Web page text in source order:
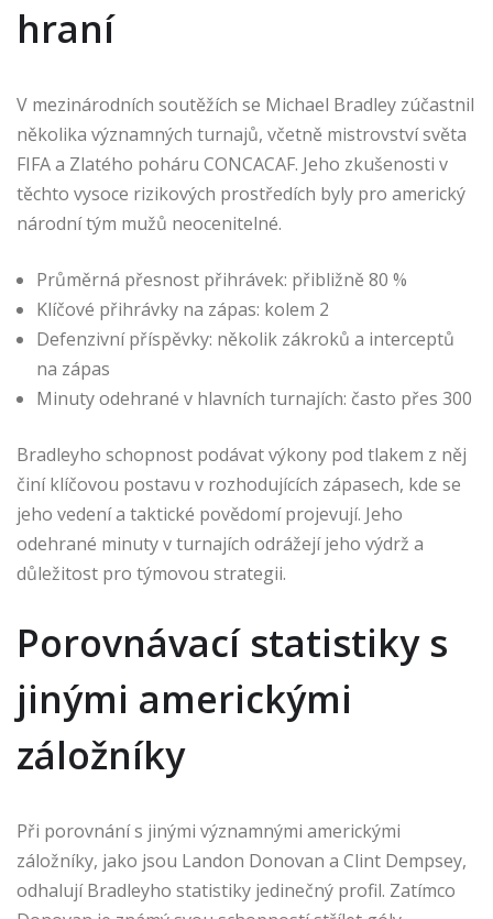
hraní
V mezinárodních soutěžích se Michael Bradley zúčastnil
několika významných turnajů, včetně mistrovství světa
FIFA a Zlatého poháru CONCACAF. Jeho zkušenosti v
těchto vysoce rizikových prostředích byly pro americký
národní tým mužů neocenitelné.
Průměrná přesnost přihrávek: přibližně 80 %
Klíčové přihrávky na zápas: kolem 2
Defenzivní příspěvky: několik zákroků a interceptů
na zápas
Minuty odehrané v hlavních turnajích: často přes 300
Bradleyho schopnost podávat výkony pod tlakem z něj
činí klíčovou postavu v rozhodujících zápasech, kde se
jeho vedení a taktické povědomí projevují. Jeho
odehrané minuty v turnajích odrážejí jeho výdrž a
důležitost pro týmovou strategii.
Porovnávací statistiky s
jinými americkými
záložníky
Při porovnání s jinými významnými americkými
záložníky, jako jsou Landon Donovan a Clint Dempsey,
odhalují Bradleyho statistiky jedinečný profil. Zatímco